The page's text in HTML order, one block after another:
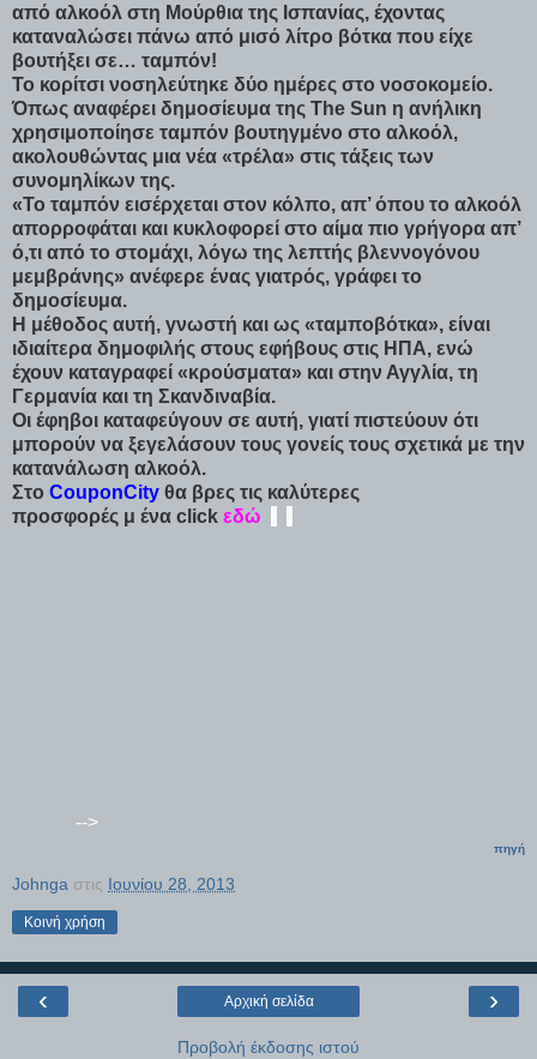
από αλκοόλ στη Μούρθια της Ισπανίας, έχοντας
καταναλώσει πάνω από μισό λίτρο βότκα που είχε
βουτήξει σε… ταμπόν!
Το κορίτσι νοσηλεύτηκε δύο ημέρες στο νοσοκομείο.
Όπως αναφέρει δημοσίευμα της The Sun η ανήλικη
χρησιμοποίησε ταμπόν βουτηγμένο στο αλκοόλ,
ακολουθώντας μια νέα «τρέλα» στις τάξεις των
συνομηλίκων της.
«Το ταμπόν εισέρχεται στον κόλπο, απ’ όπου το αλκοόλ
απορροφάται και κυκλοφορεί στο αίμα πιο γρήγορα απ’
ό,τι από το στομάχι, λόγω της λεπτής βλεννογόνου
μεμβράνης» ανέφερε ένας γιατρός, γράφει το
δημοσίευμα.
Η μέθοδος αυτή, γνωστή και ως «ταμποβότκα», είναι
ιδιαίτερα δημοφιλής στους εφήβους στις ΗΠΑ, ενώ
έχουν καταγραφεί «κρούσματα» και στην Αγγλία, τη
Γερμανία και τη Σκανδιναβία.
Οι έφηβοι καταφεύγουν σε αυτή, γιατί πιστεύουν ότι
μπορούν να ξεγελάσουν τους γονείς τους σχετικά με την
κατανάλωση αλκοόλ.
Στο CouponCity θα βρες τις καλύτερες
προσφορές μ ένα click εδώ
-->
πηγή
Johnga στις Ιουνίου 28, 2013
Κοινή χρήση
‹ ›
Αρχική σελίδα
Προβολή έκδοσης ιστού